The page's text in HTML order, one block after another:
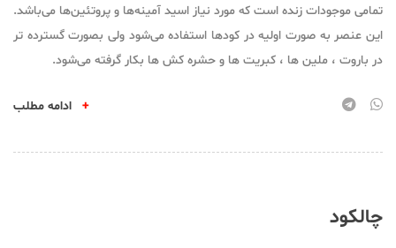
تمامی موجودات زنده است که مورد نیاز اسید آمینه‌ها و پروتئین‌ها می‌باشد.
این عنصر به صورت اولیه در کودها استفاده می‌شود ولی بصورت گسترده تر
در باروت ، ملین ها ، کبریت ها و حشره کش ها بکار گرفته می‌شود.
+
چالکود